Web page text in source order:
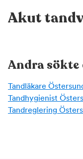
Akut
Andra
Tandläkare
Tandhygienist
Tandreglering